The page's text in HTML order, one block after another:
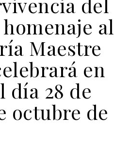
al
Maestre
en
día 28 de
octubre de